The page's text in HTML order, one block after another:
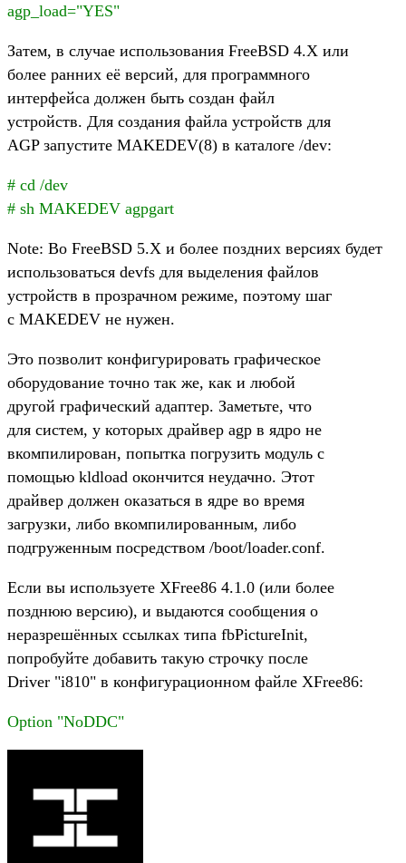
agp_load="YES"
Затем, в случае использования FreeBSD 4.X или
более ранних её версий, для программного
интерфейса должен быть создан файл
устройств. Для создания файла устройств для
AGP запустите MAKEDEV(8) в каталоге /dev:
# cd /dev
# sh MAKEDEV agpgart
Note: Во FreeBSD 5.X и более поздних версиях будет
использоваться devfs для выделения файлов
устройств в прозрачном режиме, поэтому шаг
с MAKEDEV не нужен.
Это позволит конфигурировать графическое
оборудование точно так же, как и любой
другой графический адаптер. Заметьте, что
для систем, у которых драйвер agp в ядро не
вкомпилирован, попытка погрузить модуль с
помощью kldload окончится неудачно. Этот
драйвер должен оказаться в ядре во время
загрузки, либо вкомпилированным, либо
подгруженным посредством /boot/loader.conf.
Если вы используете XFree86 4.1.0 (или более
позднюю версию), и выдаются сообщения о
неразрешённых ссылках типа fbPictureInit,
попробуйте добавить такую строчку после
Driver "i810" в конфигурационном файле XFree86:
Option "NoDDC"